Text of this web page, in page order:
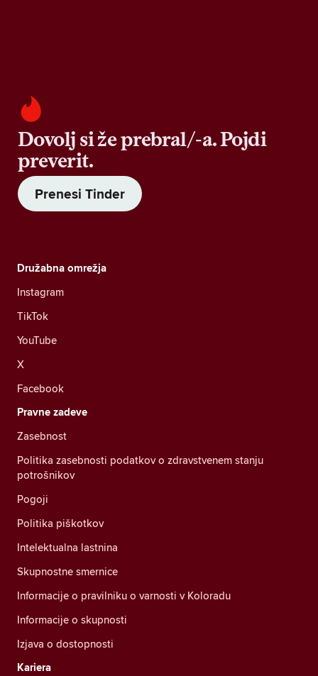
Dovolj si že prebral/-a. Pojdi
preverit.
Prenesi Tinder
Družabna omrežja
Instagram
TikTok
YouTube
X
Facebook
Pravne zadeve
Zasebnost
Politika zasebnosti podatkov o zdravstvenem stanju
potrošnikov
Pogoji
Politika piškotkov
Intelektualna lastnina
Skupnostne smernice
Informacije o pravilniku o varnosti v Koloradu
Informacije o skupnosti
Izjava o dostopnosti
Kariera